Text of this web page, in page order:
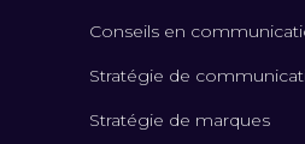
Conseils en
Stratégie de
Stratégie de marques